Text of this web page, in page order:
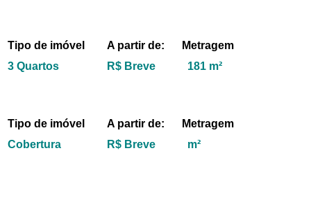
Tipo de imóvel A partir de:
Metragem
3 Quartos
R$ Breve 181 m²
Tipo de imóvel A partir de:
Metragem
Cobertura
R$ Breve m²